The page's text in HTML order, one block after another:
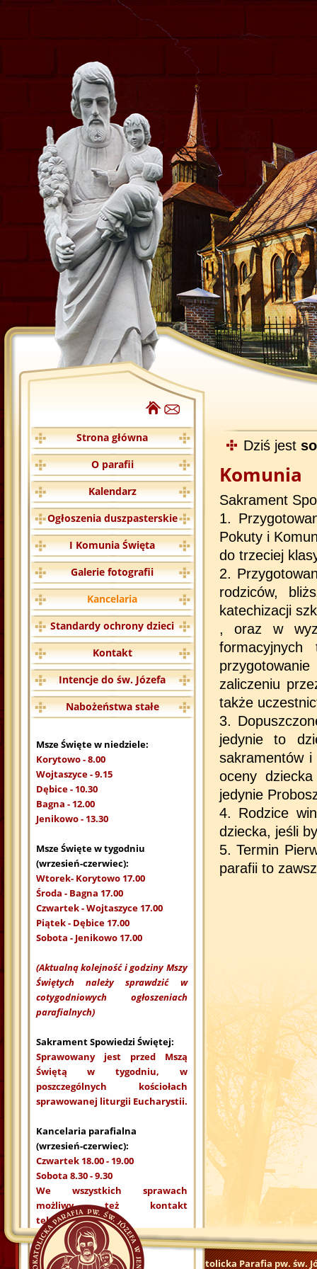
Strona główna
O parafii
Kalendarz
Ogłoszenia duszpasterskie
I Komunia Święta
Galerie fotografii
Kancelaria
Standardy ochrony dzieci
Kontakt
Intencje do św. Józefa
Nabożeństwa stałe
Msze Święte w niedziele:
Korytowo - 8.00
Wojtaszyce - 9.15
Dębice - 10.30
Bagna - 12.00
Jenikowo - 13.30
Msze Święte w tygodniu
(wrzesień-czerwiec):
Wtorek- Korytowo 17.00
Środa - Bagna 17.00
Czwartek - Wojtaszyce 17.00
Piątek - Dębice 17.00
Sobota - Jenikowo 17.00
(Aktualną kolejność i godziny Mszy
Świętych należy sprawdzić w
cotygodniowych ogłoszeniach
parafialnych)
Sakrament Spowiedzi Świętej:
Sprawowany jest przed Mszą
Świętą w tygodniu, w
poszczególnych kościołach
sprawowanej liturgii Eucharystii.
Kancelaria parafialna
(wrzesień-czerwiec):
Czwartek 18.00 - 19.00
Sobota 8.30 - 9.30
We wszystkich sprawach
możliwy też kontakt
telefoniczny.
Dziś jest
Komunia
Sakrament
1.
Pokuty i
do trzeciej
2.
rodziców,
katechizacji
, oraz w
zaliczeniu
także
3.
jedynie to
sakramentów i
oceny
jedynie
4. Rodzice
dziecka, jeśli
5. Termin
parafii to
Rzymskokatolicka Parafia pw. św.